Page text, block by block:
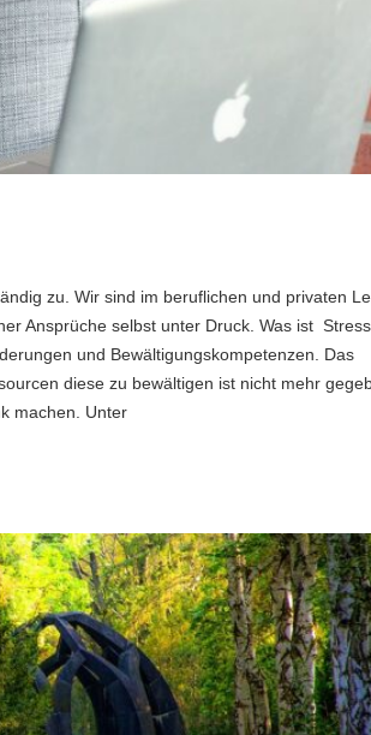
zu. Wir sind im beruflichen und privaten
Ansprüche selbst unter Druck. Was ist Stress
und Bewältigungskompetenzen. Das
diese zu bewältigen ist nicht mehr
machen. Unter